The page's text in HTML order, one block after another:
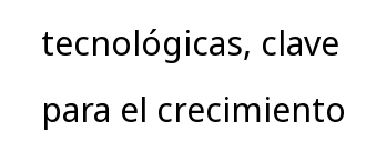
tecnológicas, clave
para el crecimiento